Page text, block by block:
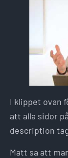
I klippet ovan
att alla sidor
description
Matt sa att